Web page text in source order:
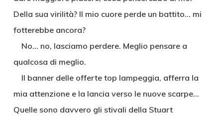
Della sua virilità? Il mio cuore perde un battito… mi
fotterebbe ancora?
No… no, lasciamo perdere. Meglio pensare a
qualcosa di meglio.
Il banner delle offerte top lampeggia, afferra la
mia attenzione e la lancia verso le nuove scarpe…
Quelle sono davvero gli stivali della Stuart